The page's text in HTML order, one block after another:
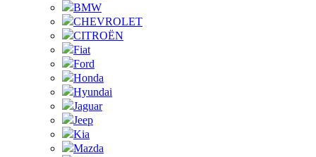
BMW
CHEVROLET
CITROËN
Fiat
Ford
Honda
Hyundai
Jaguar
Jeep
Kia
Mazda